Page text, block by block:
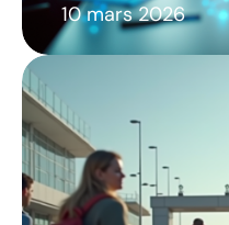
10 mars 2026